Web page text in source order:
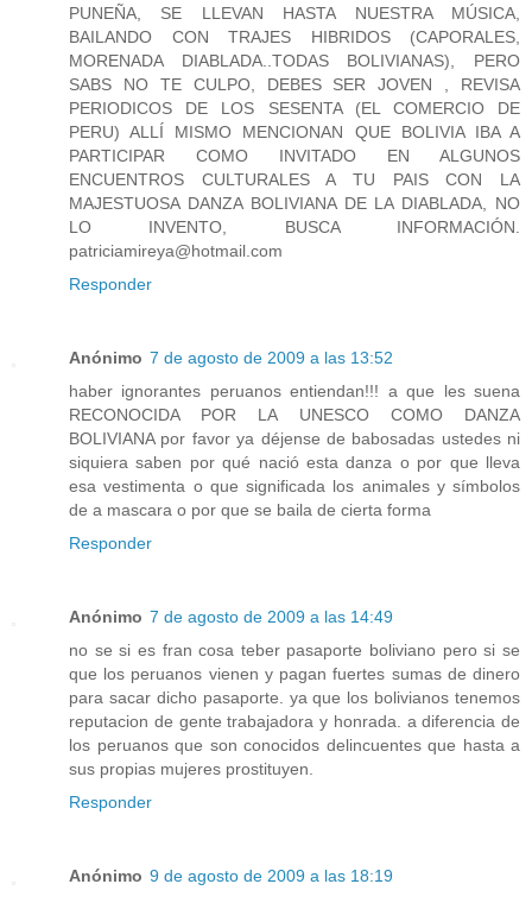
PUNEÑA, SE LLEVAN HASTA NUESTRA MÚSICA,
BAILANDO CON TRAJES HIBRIDOS (CAPORALES,
MORENADA DIABLADA..TODAS BOLIVIANAS), PERO
SABS NO TE CULPO, DEBES SER JOVEN , REVISA
PERIODICOS DE LOS SESENTA (EL COMERCIO DE
PERU) ALLÍ MISMO MENCIONAN QUE BOLIVIA IBA A
PARTICIPAR COMO INVITADO EN ALGUNOS
ENCUENTROS CULTURALES A TU PAIS CON LA
MAJESTUOSA DANZA BOLIVIANA DE LA DIABLADA, NO
LO INVENTO, BUSCA INFORMACIÓN.
patriciamireya@hotmail.com
Responder
Anónimo 7 de agosto de 2009 a las 13:52
haber ignorantes peruanos entiendan!!! a que les suena
RECONOCIDA POR LA UNESCO COMO DANZA
BOLIVIANA por favor ya déjense de babosadas ustedes ni
siquiera saben por qué nació esta danza o por que lleva
esa vestimenta o que significada los animales y símbolos
de a mascara o por que se baila de cierta forma
Responder
Anónimo 7 de agosto de 2009 a las 14:49
no se si es fran cosa teber pasaporte boliviano pero si se
que los peruanos vienen y pagan fuertes sumas de dinero
para sacar dicho pasaporte. ya que los bolivianos tenemos
reputacion de gente trabajadora y honrada. a diferencia de
los peruanos que son conocidos delincuentes que hasta a
sus propias mujeres prostituyen.
Responder
Anónimo 9 de agosto de 2009 a las 18:19